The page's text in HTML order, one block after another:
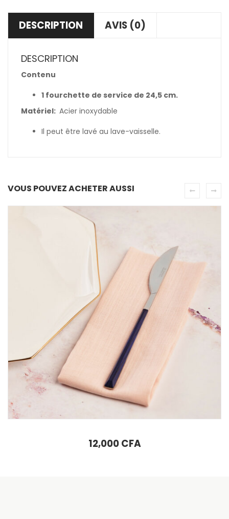
DESCRIPTION AVIS (0)
DESCRIPTION
Contenu
1 fourchette de service de 24,5 cm.
Matériel: Acier inoxydable
Il peut être lavé au lave-vaisselle.
VOUS POUVEZ ACHETER AUSSI
AJOUTER AU PANIER